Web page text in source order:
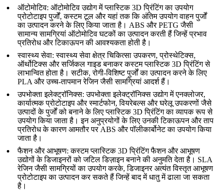
ऑटोमोटिव: ऑटोमोटिव उद्योग में प्लास्टिक 3D प्रिंटिंग का उपयोग
प्रोटोटाइप पुर्जों, कस्टम टूल और यहां तक कि अंतिम उपयोग वाहन पुर्जों
का उत्पादन करने के लिए किया जाता है। ABS और PETG जैसी
सामान्य सामग्रियां ऑटोमोटिव घटकों का उत्पादन करती हैं जिन्हें प्रभाव
प्रतिरोध और टिकाऊपन की आवश्यकता होती है।
स्वास्थ्य सेवा: स्वास्थ्य सेवा क्षेत्र चिकित्सा उपकरण, प्रोस्थेटिक्स,
ऑर्थोटिक्स और सर्जिकल गाइड बनाकर कस्टम प्लास्टिक 3D प्रिंटिंग से
लाभान्वित होता है। सटीक, रोगी-विशिष्ट पुर्जों का उत्पादन करने के लिए
PLA और उच्च-तापमान रेजिन जैसी सामग्रियां आदर्श हैं।
उपभोक्ता इलेक्ट्रॉनिक्स: उपभोक्ता इलेक्ट्रॉनिक्स उद्योग में एनक्लोजर,
कार्यात्मक प्रोटोटाइप और स्मार्टफोन, वियरेबल्स और घरेलू उपकरणों जैसे
उत्पादों के पुर्जों को बनाने के लिए प्लास्टिक 3D प्रिंटिंग का व्यापक रूप से
उपयोग किया जाता है। इन अनुप्रयोगों के लिए उनकी टिकाऊपन और ताप
प्रतिरोध के कारण आमतौर पर ABS और पॉलीकार्बोनेट का उपयोग किया
जाता है।
फैशन और आभूषण: कस्टम प्लास्टिक 3D प्रिंटिंग फैशन और आभूषण
उद्योगों के डिजाइनरों को जटिल डिज़ाइन बनाने की अनुमति देता है। SLA
रेजिन जैसी सामग्रियों का उपयोग करके, डिजाइनर अत्यंत विस्तृत आभूषण
प्रोटोटाइप का उत्पादन कर सकते हैं जिन्हें बाद में धातु में ढाला जा सकता
है।